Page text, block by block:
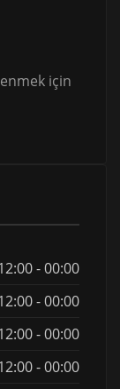
için
- 00:00
- 00:00
- 00:00
- 00:00